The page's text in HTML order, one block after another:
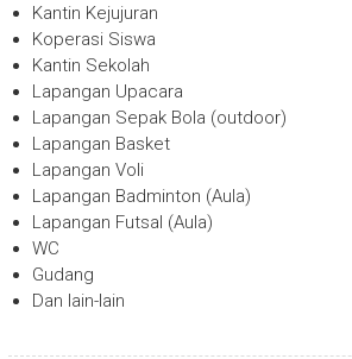
Kantin Kejujuran
Koperasi Siswa
Kantin Sekolah
Lapangan Upacara
Lapangan Sepak Bola (outdoor)
Lapangan Basket
Lapangan Voli
Lapangan Badminton (Aula)
Lapangan Futsal (Aula)
WC
Gudang
Dan lain-lain